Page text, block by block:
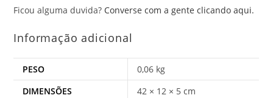
Ficou alguma duvida? Converse com a gente clicando aqui.
Informação adicional
PESO
0,06 kg
DIMENSÕES
42 × 12 × 5 cm